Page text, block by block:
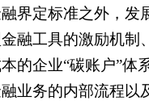
定标准之外，发
融工具的激励机制
的企业“碳账户”体
业务的内部流程以